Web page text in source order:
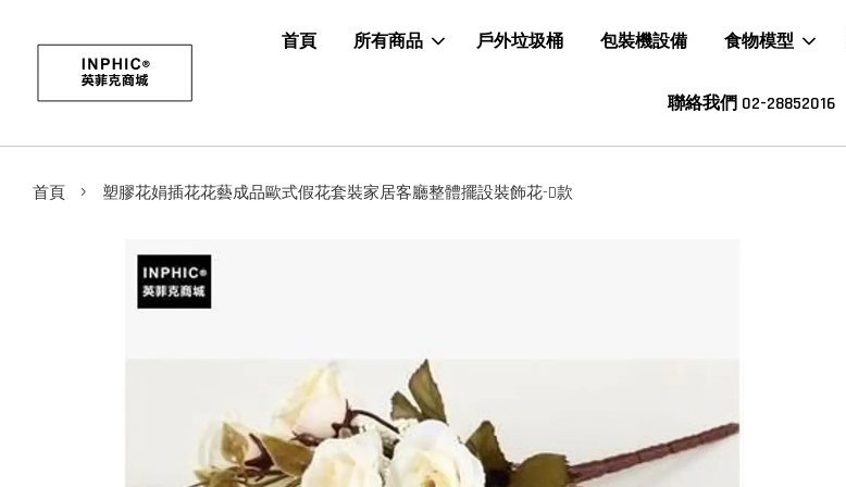
首頁 所有商品 戶外垃圾桶 包裝機設備 食物模型
聯絡我們 02-28852016
首頁 › 塑膠花娟插花花藝成品歐式假花套裝家居客廳整體擺設裝飾花-D款